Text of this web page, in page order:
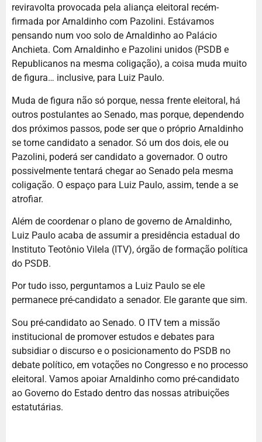
reviravolta provocada pela aliança eleitoral recém-
firmada por Arnaldinho com Pazolini. Estávamos
pensando num voo solo de Arnaldinho ao Palácio
Anchieta. Com Arnaldinho e Pazolini unidos (PSDB e
Republicanos na mesma coligação), a coisa muda muito
de figura… inclusive, para Luiz Paulo.
Muda de figura não só porque, nessa frente eleitoral, há
outros postulantes ao Senado, mas porque, dependendo
dos próximos passos, pode ser que o próprio Arnaldinho
se torne candidato a senador. Só um dos dois, ele ou
Pazolini, poderá ser candidato a governador. O outro
possivelmente tentará chegar ao Senado pela mesma
coligação. O espaço para Luiz Paulo, assim, tende a se
atrofiar.
Além de coordenar o plano de governo de Arnaldinho,
Luiz Paulo acaba de assumir a presidência estadual do
Instituto Teotônio Vilela (ITV), órgão de formação política
do PSDB.
Por tudo isso, perguntamos a Luiz Paulo se ele
permanece pré-candidato a senador. Ele garante que sim.
Sou pré-candidato ao Senado. O ITV tem a missão
institucional de promover estudos e debates para
subsidiar o discurso e o posicionamento do PSDB no
debate político, em votações no Congresso e no processo
eleitoral. Vamos apoiar Arnaldinho como pré-candidato
ao Governo do Estado dentro das nossas atribuições
estatutárias.